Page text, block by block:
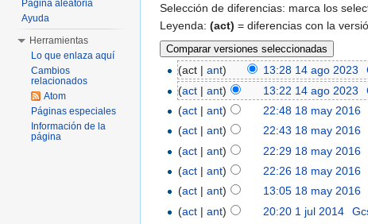
Selección de diferencias: marca los
Leyenda: (act) = diferencias con la
(act |ant) 13:28 14 ago 2023
(act |ant) 13:22 14 ago 2023
(act |ant) 22:48 18 may 2016
(act |ant) 22:43 18 may 2016
(act |ant) 22:29 18 may 2016
(act |ant) 22:26 18 may 2016
(act |ant) 13:05 18 may 2016
(act |ant) 20:20 1 jul 2014
Página aleatoria
Ayuda
Herramientas
Lo que enlaza aquí
Cambios
relacionados
Atom
Páginas especiales
Información de la
página